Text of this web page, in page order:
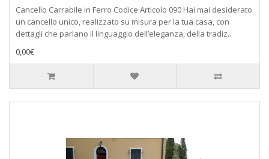
Cancello Carrabile in Ferro Codice Articolo 090 Hai mai desiderato
un cancello unico, realizzato su misura per la tua casa, con
dettagli che parlano il linguaggio dell’eleganza, della tradiz..
0,00€